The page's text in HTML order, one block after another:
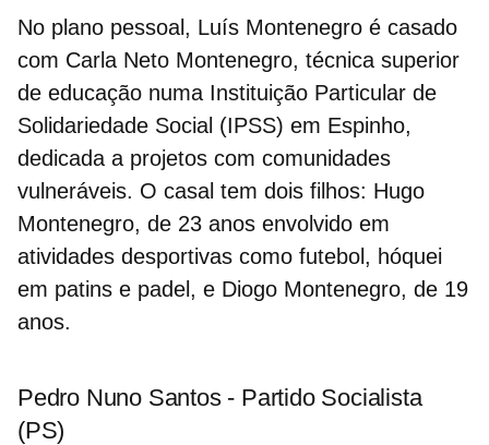
No plano pessoal, Luís Montenegro é casado
com Carla Neto Montenegro, técnica superior
de educação numa Instituição Particular de
Solidariedade Social (IPSS) em Espinho,
dedicada a projetos com comunidades
vulneráveis. O casal tem dois filhos: Hugo
Montenegro, de 23 anos envolvido em
atividades desportivas como futebol, hóquei
em patins e padel, e Diogo Montenegro, de 19
anos.
Pedro Nuno Santos - Partido Socialista
(PS)